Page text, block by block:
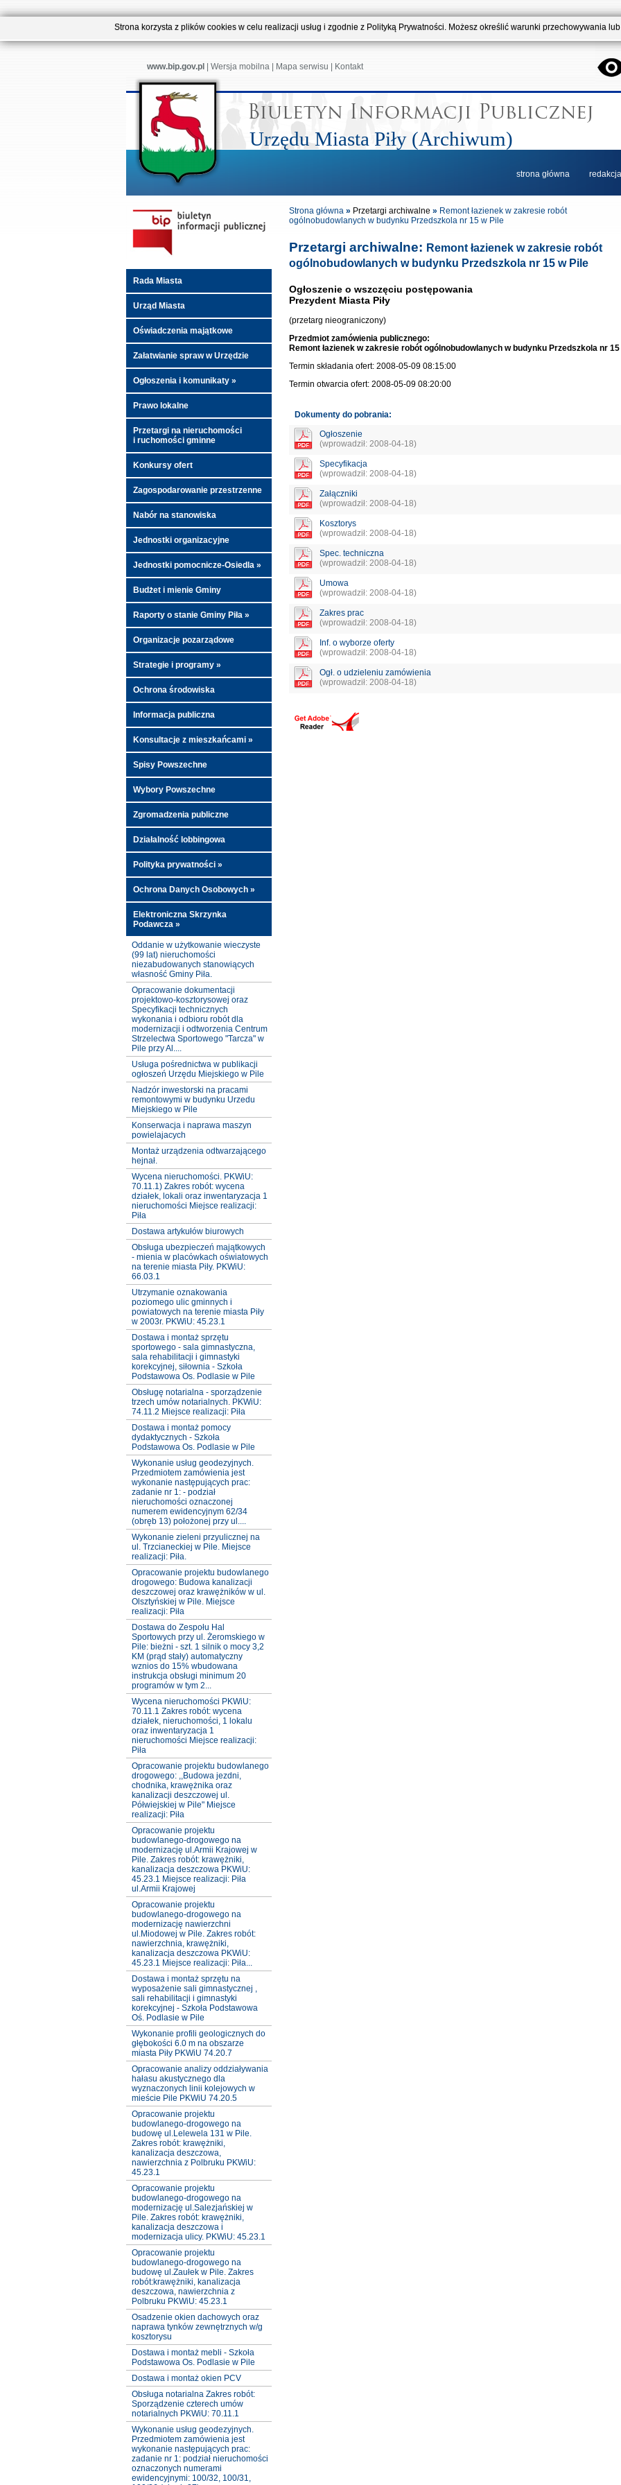
Strona korzysta z plików cookies w celu realizacji usług i zgodnie z Polityką Prywatności. Możesz określić warunki przechowywania
www.bip.gov.pl Wersja mobilna| Mapa serwisu Kontakt
Urzędu Miasta Piły (Archiwum)
strona główna redakcja
Rada Miasta
Urząd Miasta
Oświadczenia majątkowe
Załatwianie spraw w Urzędzie
Ogłoszenia i komunikaty »
Prawo lokalne
Przetargi na nieruchomości
i ruchomości gminne
Konkursy ofert
Zagospodarowanie przestrzenne
Nabór na stanowiska
Jednostki organizacyjne
Jednostki pomocnicze-Osiedla »
Budżet i mienie Gminy
Raporty o stanie Gminy Piła »
Organizacje pozarządowe
Strategie i programy »
Ochrona środowiska
Informacja publiczna
Konsultacje z mieszkańcami »
Spisy Powszechne
Wybory Powszechne
Zgromadzenia publiczne
Działalność lobbingowa
Polityka prywatności »
Ochrona Danych Osobowych »
Elektroniczna Skrzynka
Podawcza »
Oddanie w użytkowanie wieczyste
(99 lat) nieruchomości
niezabudowanych stanowiących
własność Gminy Piła.
Opracowanie dokumentacji
projektowo-kosztorysowej oraz
Specyfikacji technicznych
wykonania i odbioru robót dla
modernizacji i odtworzenia Centrum
Strzelectwa Sportowego "Tarcza" w
Pile przy Al....
Usługa pośrednictwa w publikacji
ogłoszeń Urzędu Miejskiego w Pile
Nadzór inwestorski na pracami
remontowymi w budynku Urzedu
Miejskiego w Pile
Konserwacja i naprawa maszyn
powielajacych
Montaż urządzenia odtwarzającego
hejnał.
Wycena nieruchomości. PKWiU:
70.11.1) Zakres robót: wycena
działek, lokali oraz inwentaryzacja 1
nieruchomości Miejsce realizacji:
Piła
Dostawa artykułów biurowych
Obsługa ubezpieczeń majątkowych
- mienia w placówkach oświatowych
na terenie miasta Piły. PKWiU:
66.03.1
Utrzymanie oznakowania
poziomego ulic gminnych i
powiatowych na terenie miasta Piły
w 2003r. PKWiU: 45.23.1
Dostawa i montaż sprzętu
sportowego - sala gimnastyczna,
sala rehabilitacji i gimnastyki
korekcyjnej, siłownia - Szkoła
Podstawowa Os. Podlasie w Pile
Obsługę notarialna - sporządzenie
trzech umów notarialnych. PKWiU:
74.11.2 Miejsce realizacji: Piła
Dostawa i montaż pomocy
dydaktycznych - Szkoła
Podstawowa Os. Podlasie w Pile
Wykonanie usług geodezyjnych.
Przedmiotem zamówienia jest
wykonanie następujących prac:
zadanie nr 1: - podział
nieruchomości oznaczonej
numerem ewidencyjnym 62/34
(obręb 13) położonej przy ul....
Wykonanie zieleni przyulicznej na
ul. Trzcianeckiej w Pile. Miejsce
realizacji: Piła.
Opracowanie projektu budowlanego
drogowego: Budowa kanalizacji
deszczowej oraz krawężników w ul.
Olsztyńskiej w Pile. Miejsce
realizacji: Piła
Dostawa do Zespołu Hal
Sportowych przy ul. Żeromskiego w
Pile: bieżni - szt. 1 silnik o mocy 3,2
KM (prąd stały) automatyczny
wznios do 15% wbudowana
instrukcja obsługi minimum 20
programów w tym 2...
Wycena nieruchomości PKWiU:
70.11.1 Zakres robót: wycena
działek, nieruchomości, 1 lokalu
oraz inwentaryzacja 1
nieruchomości Miejsce realizacji:
Piła
Opracowanie projektu budowlanego
drogowego: ,,Budowa jezdni,
chodnika, krawężnika oraz
kanalizacji deszczowej ul.
Półwiejskiej w Pile" Miejsce
realizacji: Piła
Opracowanie projektu
budowlanego-drogowego na
modernizację ul.Armii Krajowej w
Pile. Zakres robót: krawężniki,
kanalizacja deszczowa PKWiU:
45.23.1 Miejsce realizacji: Piła
ul.Armii Krajowej
Opracowanie projektu
budowlanego-drogowego na
modernizację nawierzchni
ul.Miodowej w Pile. Zakres robót:
nawierzchnia, krawężniki,
kanalizacja deszczowa PKWiU:
45.23.1 Miejsce realizacji: Piła...
Dostawa i montaż sprzętu na
wyposażenie sali gimnastycznej ,
sali rehabilitacji i gimnastyki
korekcyjnej - Szkoła Podstawowa
Oś. Podlasie w Pile
Wykonanie profili geologicznych do
głębokości 6.0 m na obszarze
miasta Piły PKWiU 74.20.7
Opracowanie analizy oddziaływania
hałasu akustycznego dla
wyznaczonych linii kolejowych w
mieście Pile PKWiU 74.20.5
Opracowanie projektu
budowlanego-drogowego na
budowę ul.Lelewela 131 w Pile.
Zakres robót: krawężniki,
kanalizacja deszczowa,
nawierzchnia z Polbruku PKWiU:
45.23.1
Opracowanie projektu
budowlanego-drogowego na
modernizację ul.Salezjańskiej w
Pile. Zakres robót: krawężniki,
kanalizacja deszczowa i
modernizacja ulicy. PKWiU: 45.23.1
Opracowanie projektu
budowlanego-drogowego na
budowę ul.Zaułek w Pile. Zakres
robót:krawężniki, kanalizacja
deszczowa, nawierzchnia z
Polbruku PKWiU: 45.23.1
Osadzenie okien dachowych oraz
naprawa tynków zewnętrznych w/g
kosztorysu
Dostawa i montaż mebli - Szkoła
Podstawowa Os. Podlasie w Pile
Dostawa i montaż okien PCV
Obsługa notarialna Zakres robót:
Sporządzenie czterech umów
notarialnych PKWiU: 70.11.1
Wykonanie usług geodezyjnych.
Przedmiotem zamówienia jest
wykonanie następujących prac:
zadanie nr 1: podział nieruchomości
oznaczonych numerami
ewidencyjnymi: 100/32, 100/31,
Strona główna » Przetargi archiwalne » Remont łazienek w zakresie robót
ogólnobudowlanych w budynku Przedszkola nr 15 w Pile
Przetargi archiwalne: Remont łazienek w zakresie robót
ogólnobudowlanych w budynku Przedszkola nr 15 w Pile
Ogłoszenie o wszczęciu postępowania
Prezydent Miasta Piły
(przetarg nieograniczony)
Przedmiot zamówienia publicznego:
Remont łazienek w zakresie robót ogólnobudowlanych w budynku Przedszkola nr 15
Termin składania ofert: 2008-05-09 08:15:00
Termin otwarcia ofert: 2008-05-09 08:20:00
Dokumenty do pobrania:
Ogłoszenie
(wprowadził: 2008-04-18)
Specyfikacja
(wprowadził: 2008-04-18)
Załączniki
(wprowadził: 2008-04-18)
Kosztorys
(wprowadził: 2008-04-18)
Spec. techniczna
(wprowadził: 2008-04-18)
Umowa
(wprowadził: 2008-04-18)
Zakres prac
(wprowadził: 2008-04-18)
Inf. o wyborze oferty
(wprowadził: 2008-04-18)
Ogł. o udzieleniu zamówienia
(wprowadził: 2008-04-18)